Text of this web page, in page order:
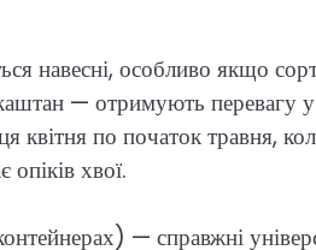
навесні, особливо якщо
— отримують перевагу
квітня по початок травня,
хвої.
— справжні